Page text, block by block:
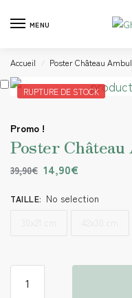
MENU
Accueil / Poster Château
RUPTURE DE STOCK
Promo !
Poster
39,90€ 14,90€
TAILLE: No selection